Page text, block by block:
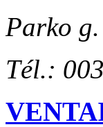
Parko
Tél.: